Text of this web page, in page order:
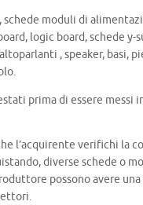
moduli di
logic board, schede y-
, speaker, basi,
prima di essere messi
l’acquirente verifichi la
diverse schede o
possono avere una